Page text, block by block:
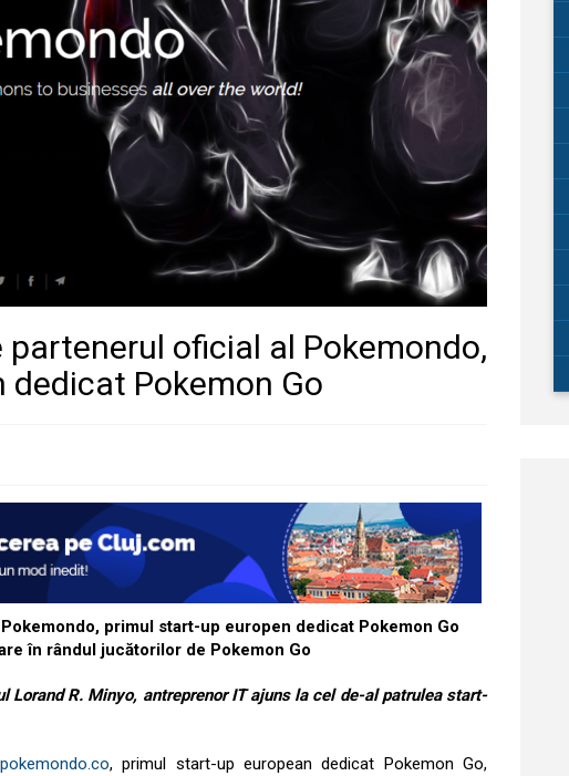
oficial al Pokemondo,
Pokemon Go
primul start-up europen dedicat Pokemon Go
în rândul jucătorilor de Pokemon Go
R. Minyo, antreprenor IT ajuns la cel de-al patrulea start-
pokemondo.co, primul start-up european dedicat Pokemon Go,